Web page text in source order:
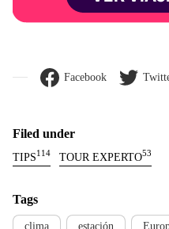
Facebook
Filed under
TIPS114 TOUR EXPERTO53
Tags
clima estación